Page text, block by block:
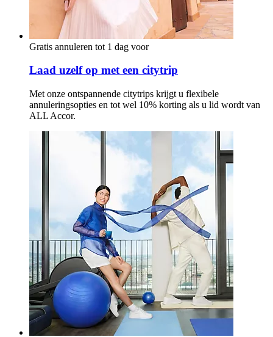
Gratis annuleren tot 1 dag voor
Laad uzelf op met een citytrip
Met onze ontspannende citytrips krijgt u flexibele
annuleringsopties en tot wel 10% korting als u lid wordt van
ALL Accor.